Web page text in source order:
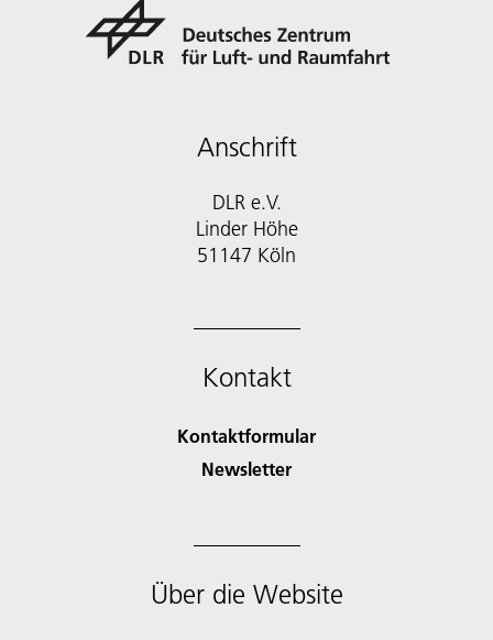
Anschrift
DLR e.V.
Linder Höhe
51147 Köln
Kontakt
Kontaktformular
Newsletter
Über die Website